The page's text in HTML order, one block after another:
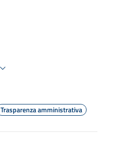
Trasparenza amministrativa